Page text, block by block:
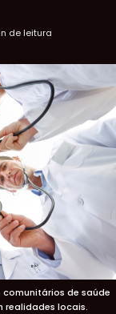
de leitura
de saúde
realidades locais.